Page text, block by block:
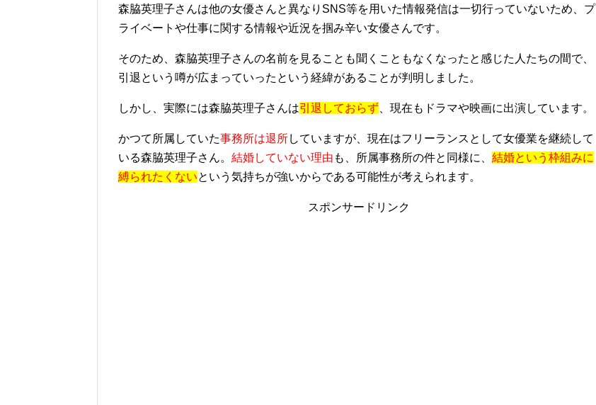
森脇英理子さんは他の女優さんと異なりSNS等を用いた情報発信は一切行っていないため、プ
ライベートや仕事に関する情報や近況を掴み辛い女優さんです。
そのため、森脇英理子さんの名前を見ることも聞くこともなくなったと感じた人たちの間で、
引退という噂が広まっていったという経緯があることが判明しました。
しかし、実際には森脇英理子さんは引退しておらず 、現在もドラマや映画に出演しています。
かつて所属していた事務所は退所していますが、現在はフリーランスとして女優業を継続して
いる森脇英理子さん。 結婚していない理由 も、所属事務所の件と同様に、 結婚という枠組みに
縛られたくないという気持ちが強いからである可能性が考えられます。
スポンサードリンク